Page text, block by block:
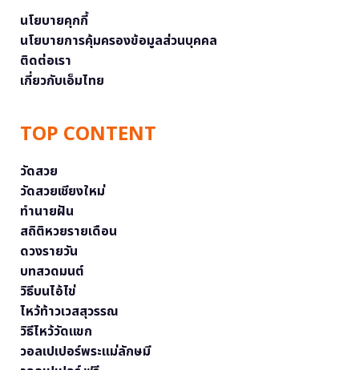
นโยบายคุกกี้
นโยบายการคุ้มครองข้อมูลส่วนบุคคล
ติดต่อเรา
เกี่ยวกับเอ็มไทย
TOP CONTENT
วัดสวย
วัดสวยเชียงใหม่
ทำนายฝัน
สถิติหวยรายเดือน
ดวงรายวัน
บทสวดมนต์
วิธีบนไอ้ไข่
ไหว้ท้าวเวสสุวรรณ
วิธีไหว้วัดแขก
วอลเปเปอร์พระแม่ลักษมี